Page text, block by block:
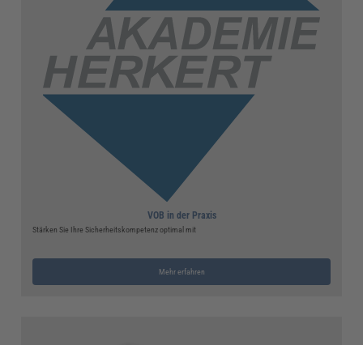
VOB in der Praxis
Stärken Sie Ihre Sicherheitskompetenz optimal mit
Mehr erfahren